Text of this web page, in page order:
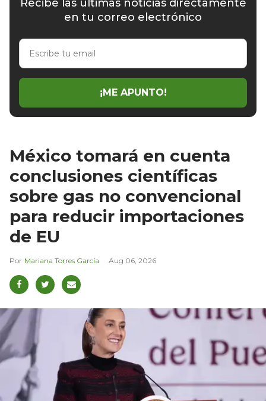
Recibe las últimas noticias directamente
en tu correo electrónico
Escribe
email
¡ME APUNTO!
México tomará en cuenta
conclusiones científicas
sobre gas no convencional
para reducir importaciones
de EU
Mariana Torres García Aug 06, 2026